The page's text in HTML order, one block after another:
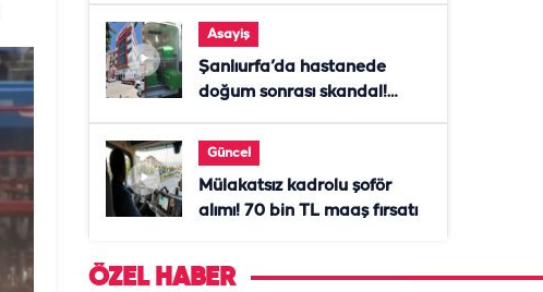
Asayiş
Şanlıurfa’da hastanede
doğum sonrası skandal!
Güncel
Mülakatsız kadrolu şoför
alımı! 70 bin TL maaş fırsatı
ÖZEL HABER